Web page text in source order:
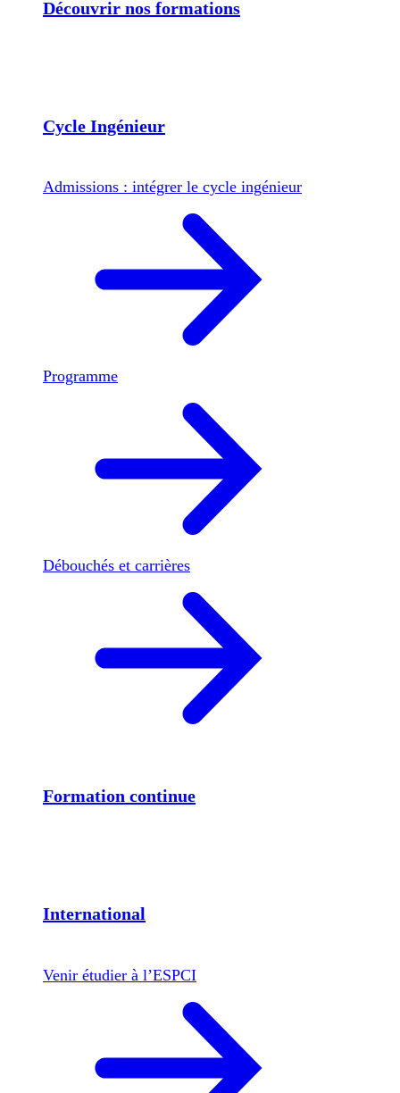
Découvrir nos formations
Cycle Ingénieur
Admissions : intégrer le cycle ingénieur
Programme
Débouchés et carrières
Formation continue
International
Venir étudier à l’ESPCI